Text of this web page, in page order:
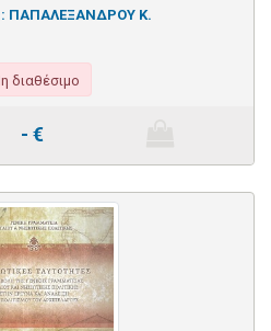
ΠΑΠΑΛΕΞΑΝΔΡΟΥ Κ.
διαθέσιμο
- €